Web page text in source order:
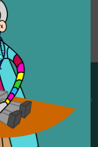
un centro del riuso e
riparano e li reimmettono in
circolare e sostenibile.